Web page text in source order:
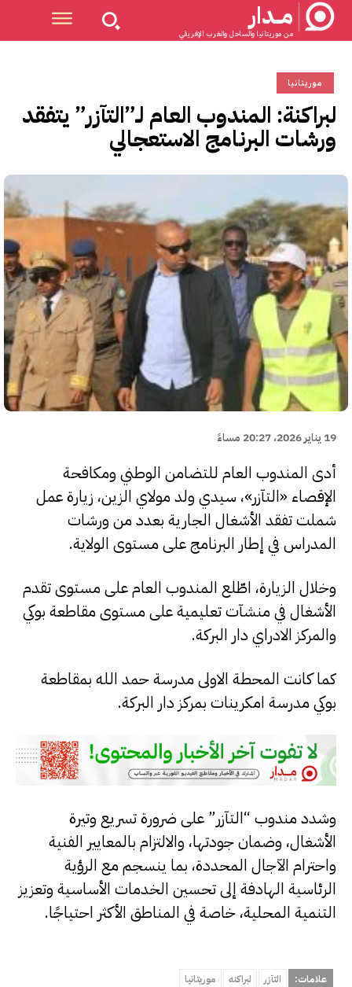
مــدار
من موريتانيا والساحل والغرب الإفريقي
موريتانيا
لبراكنة: المندوب العام لـ”التآزر” يتفقد
ورشات البرنامج الاستعجالي
19 يناير 2026، 20:27 مساءً
أدى المندوب العام للتضامن الوطني ومكافحة
الإقصاء «التآزر»، سيدي ولد مولاي الزين، زيارة عمل
شملت تفقد الأشغال الجارية بعدد من ورشات
المدراس في إطار البرنامج على مستوى الولاية.
وخلال الزيارة، اطّلع المندوب العام على مستوى تقدم
الأشغال في منشآت تعليمية على مستوى مقاطعة بوكي
والمركز الادراي دار البركة.
كما كانت المحطة الاولى مدرسة حمد الله بمقاطعة
بوكي مدرسة امكرينات بمركز دار البركة.
وشدد مندوب “التآزر” على ضرورة تسريع وتيرة
الأشغال، وضمان جودتها، والالتزام بالمعايير الفنية
واحترام الآجال المحددة، بما ينسجم مع الرؤية
الرئاسية الهادفة إلى تحسين الخدمات الأساسية وتعزيز
التنمية المحلية، خاصة في المناطق الأكثر احتياجًا.
علامات: التآزر لبراكنه موريتانيا